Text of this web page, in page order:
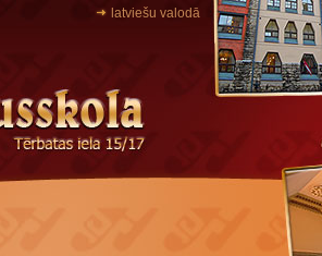
latviešu valodā